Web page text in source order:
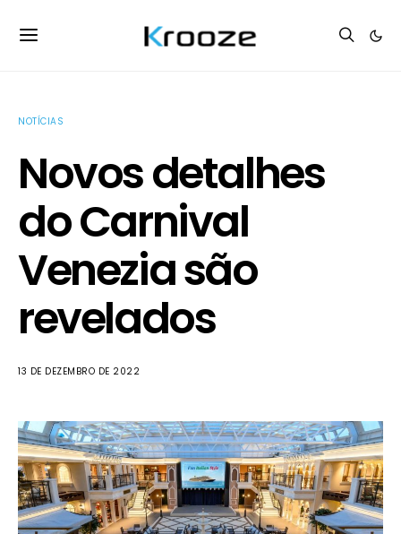
NOTÍCIAS
Novos detalhes
do Carnival
Venezia são
revelados
13 DE DEZEMBRO DE 2022